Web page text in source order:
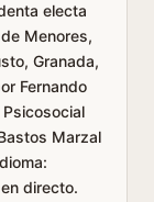
electa
Menores,
Granada,
Fernando
Marzal
directo.